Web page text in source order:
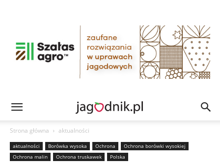
Strona główna aktualności
aktualności Borówka wysoka Ochrona
Ochrona borówki wysokiej
Ochrona malin
Ochrona truskawek Polska